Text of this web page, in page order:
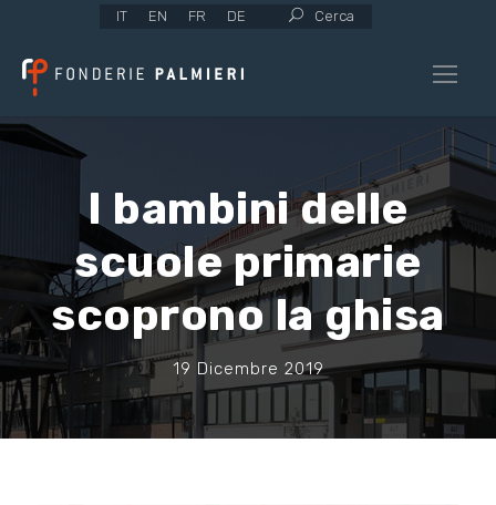
IT EN FR DE Cerca
I bambini delle
scuole primarie
scoprono la ghisa
19 Dicembre 2019